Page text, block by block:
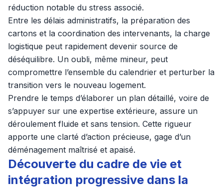
réduction notable du stress associé.
Entre les délais administratifs, la préparation des
cartons et la coordination des intervenants, la charge
logistique peut rapidement devenir source de
déséquilibre. Un oubli, même mineur, peut
compromettre l’ensemble du calendrier et perturber la
transition vers le nouveau logement.
Prendre le temps d’élaborer un plan détaillé, voire de
s’appuyer sur une expertise extérieure, assure un
déroulement fluide et sans tension. Cette rigueur
apporte une clarté d’action précieuse, gage d’un
déménagement maîtrisé et apaisé.
Découverte du cadre de vie et
intégration progressive dans la